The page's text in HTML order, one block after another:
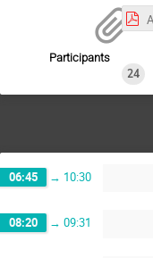
Participants
24
06:45 → 10:30
08:20 → 09:31